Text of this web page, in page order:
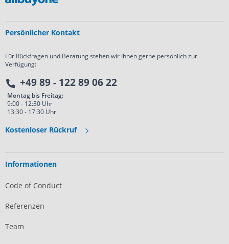
Persönlicher Kontakt
Für Rückfragen und Beratung stehen wir Ihnen gerne persönlich zur
Verfügung:
+49 89 - 122 89 06 22
Montag bis Freitag:
9:00 - 12:30 Uhr
13:30 - 17:30 Uhr
Kostenloser Rückruf
Informationen
Code of Conduct
Referenzen
Team